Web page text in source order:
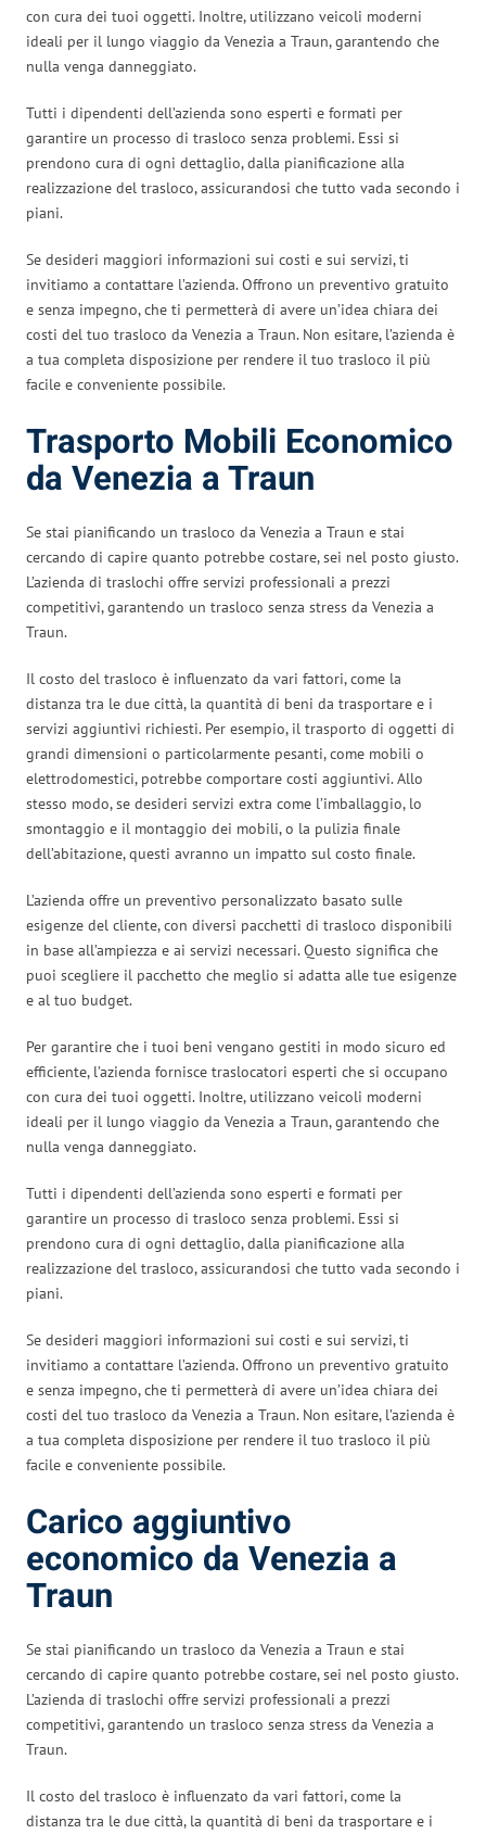
con cura dei tuoi oggetti. Inoltre, utilizzano veicoli moderni
ideali per il lungo viaggio da Venezia a Traun, garantendo che
nulla venga danneggiato.
Tutti i dipendenti dell’azienda sono esperti e formati per
garantire un processo di trasloco senza problemi. Essi si
prendono cura di ogni dettaglio, dalla pianificazione alla
realizzazione del trasloco, assicurandosi che tutto vada secondo i
piani.
Se desideri maggiori informazioni sui costi e sui servizi, ti
invitiamo a contattare l’azienda. Offrono un preventivo gratuito
e senza impegno, che ti permetterà di avere un’idea chiara dei
costi del tuo trasloco da Venezia a Traun. Non esitare, l’azienda è
a tua completa disposizione per rendere il tuo trasloco il più
facile e conveniente possibile.
Trasporto Mobili Economico
da Venezia a Traun
Se stai pianificando un trasloco da Venezia a Traun e stai
cercando di capire quanto potrebbe costare, sei nel posto giusto.
L’azienda di traslochi offre servizi professionali a prezzi
competitivi, garantendo un trasloco senza stress da Venezia a
Traun.
Il costo del trasloco è influenzato da vari fattori, come la
distanza tra le due città, la quantità di beni da trasportare e i
servizi aggiuntivi richiesti. Per esempio, il trasporto di oggetti di
grandi dimensioni o particolarmente pesanti, come mobili o
elettrodomestici, potrebbe comportare costi aggiuntivi. Allo
stesso modo, se desideri servizi extra come l’imballaggio, lo
smontaggio e il montaggio dei mobili, o la pulizia finale
dell’abitazione, questi avranno un impatto sul costo finale.
L’azienda offre un preventivo personalizzato basato sulle
esigenze del cliente, con diversi pacchetti di trasloco disponibili
in base all’ampiezza e ai servizi necessari. Questo significa che
puoi scegliere il pacchetto che meglio si adatta alle tue esigenze
e al tuo budget.
Per garantire che i tuoi beni vengano gestiti in modo sicuro ed
efficiente, l’azienda fornisce traslocatori esperti che si occupano
con cura dei tuoi oggetti. Inoltre, utilizzano veicoli moderni
ideali per il lungo viaggio da Venezia a Traun, garantendo che
nulla venga danneggiato.
Tutti i dipendenti dell’azienda sono esperti e formati per
garantire un processo di trasloco senza problemi. Essi si
prendono cura di ogni dettaglio, dalla pianificazione alla
realizzazione del trasloco, assicurandosi che tutto vada secondo i
piani.
Se desideri maggiori informazioni sui costi e sui servizi, ti
invitiamo a contattare l’azienda. Offrono un preventivo gratuito
e senza impegno, che ti permetterà di avere un’idea chiara dei
costi del tuo trasloco da Venezia a Traun. Non esitare, l’azienda è
a tua completa disposizione per rendere il tuo trasloco il più
facile e conveniente possibile.
Carico aggiuntivo
economico da Venezia a
Traun
Se stai pianificando un trasloco da Venezia a Traun e stai
cercando di capire quanto potrebbe costare, sei nel posto giusto.
L’azienda di traslochi offre servizi professionali a prezzi
competitivi, garantendo un trasloco senza stress da Venezia a
Traun.
Il costo del trasloco è influenzato da vari fattori, come la
distanza tra le due città, la quantità di beni da trasportare e i